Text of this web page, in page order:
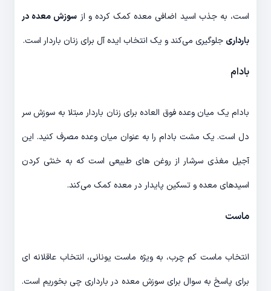
است، به جذب اسید اضافی معده کمک کرده و از سوزش معده در
بارداری جلوگیری می‌کند و یک انتخاب ایده آل برای زنان باردار است.
بادام
بادام یک میان وعده فوق العاده برای زنان باردار مبتلا به سوزش سر
دل است. یک مشت بادام را به عنوان میان وعده مصرف کنید. این
آجیل مغذی سرشار از روغن های طبیعی است که به خنثی کردن
اسیدهای معده و تسکین پایدار در معده کمک می‌کند.
ماست
انتخاب ماست کم چرب، به ویژه ماست یونانی، انتخاب عاقلانه ای
برای پاسخ به سوال برای سوزش معده در بارداری چی بخوریم است.